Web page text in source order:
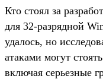
Кто стоял за
для 32-разрядной
удалось, но
атаками могут
включая серьезные